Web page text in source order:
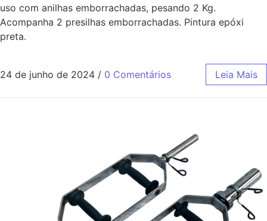
uso com anilhas emborrachadas, pesando 2 Kg.
Acompanha 2 presilhas emborrachadas. Pintura epóxi
preta.
24 de junho de 2024 / 0 Comentários Leia Mais